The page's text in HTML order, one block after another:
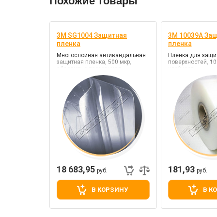
3M SG1004 Защитная
пленка
Многослойная антивандальная
защитная пленка, 500 мкр,
абсолютно прозрачная
18 683,95 руб.
В КОРЗИНУ
3M 10039A
пленка
Пленка для
поверхностей,
клейкость
181,93 руб.
В